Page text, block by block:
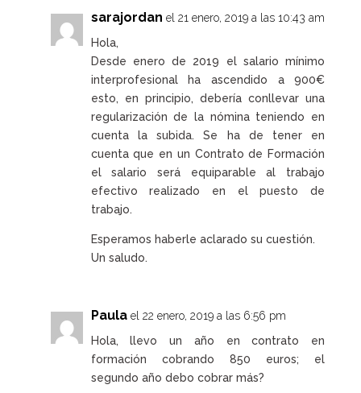
sarajordan el 21 enero, 2019 a las 10:43 am
Hola,
Desde enero de 2019 el salario mínimo
interprofesional ha ascendido a 900€
esto, en principio, debería conllevar una
regularización de la nómina teniendo en
cuenta la subida. Se ha de tener en
cuenta que en un Contrato de Formación
el salario será equiparable al trabajo
efectivo realizado en el puesto de
trabajo.
Esperamos haberle aclarado su cuestión.
Un saludo.
Paula el 22 enero, 2019 a las 6:56 pm
Hola, llevo un año en contrato en
formación cobrando 850 euros; el
segundo año debo cobrar más?